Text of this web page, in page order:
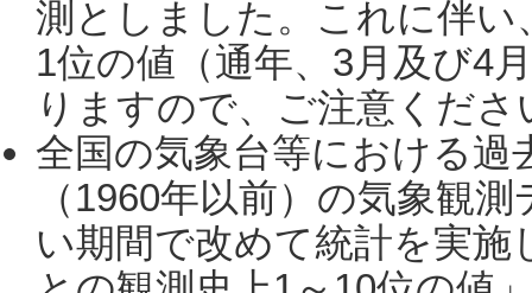
測としました。これに伴い
1位の値（通年、3月及び4
りますので、ご注意くだ
全国の気象台等における過
（1960年以前）の気象観
い期間で改めて統計を実